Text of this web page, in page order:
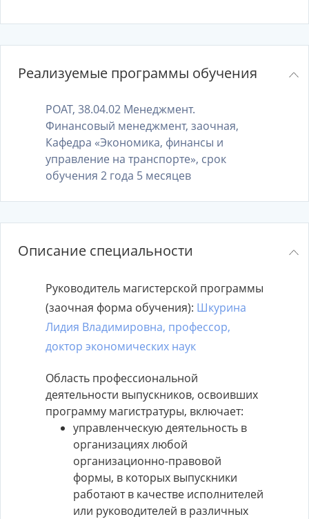
Реализуемые программы обучения
РОАТ, 38.04.02 Менеджмент.
Финансовый менеджмент, заочная,
Кафедра «Экономика, финансы и
управление на транспорте», срок
обучения 2 года 5 месяцев
Описание специальности
Руководитель магистерской программы
(заочная форма обучения): Шкурина
Лидия Владимировна, профессор,
доктор экономических наук
Область профессиональной
деятельности выпускников, освоивших
программу магистратуры, включает:
управленческую деятельность в
организациях любой
организационно-правовой
формы, в которых выпускники
работают в качестве исполнителей
или руководителей в различных